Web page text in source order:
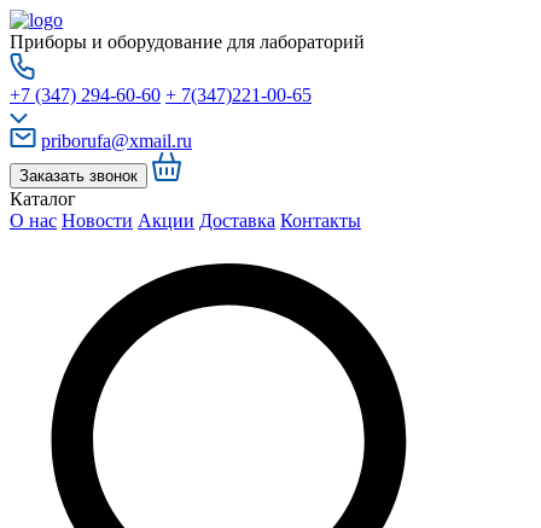
Приборы и оборудование для лабораторий
+7 (347) 294-60-60 + 7(347)221-00-65
priborufa@xmail.ru
Заказать звонок
Каталог
О нас Новости Акции Доставка Контакты